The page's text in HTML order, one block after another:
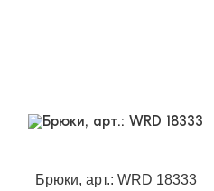
Брюки, арт.: WRD 18333